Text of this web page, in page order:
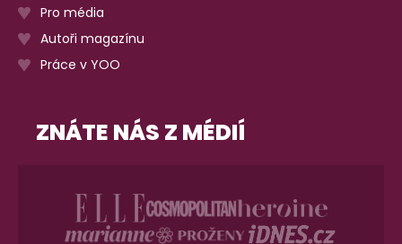
Pro média
Autoři magazínu
Práce v YOO
ZNÁTE NÁS Z MÉDIÍ